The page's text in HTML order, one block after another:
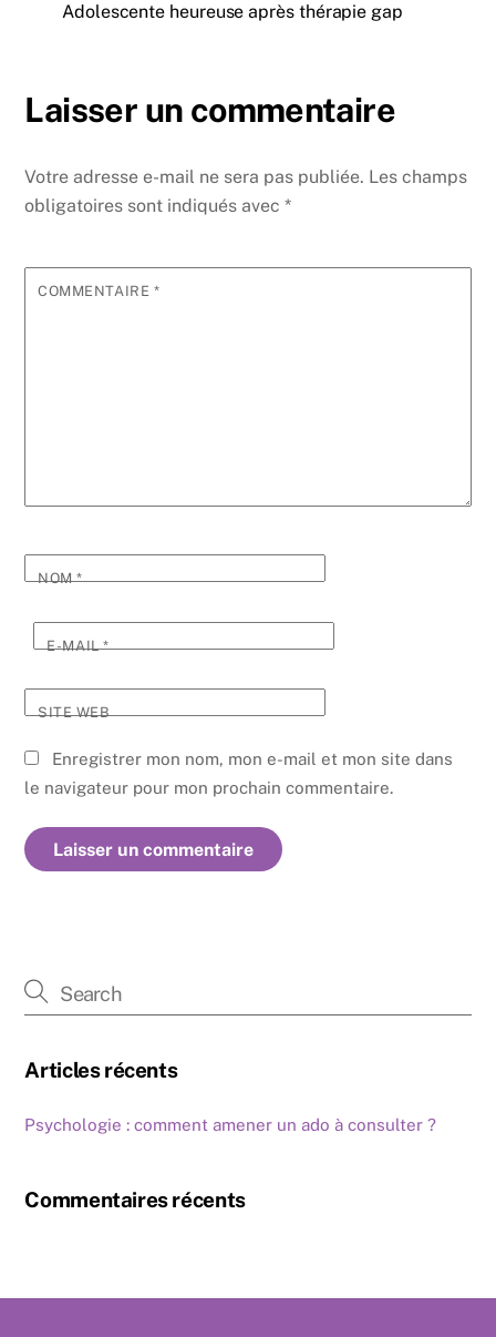
Adolescente heureuse après thérapie gap
Laisser un commentaire
Votre adresse e-mail ne sera pas publiée. Les champs
obligatoires sont indiqués avec*
COMMENTAIRE *
NOM*
E-MAIL*
SITE WEB
Enregistrer mon nom, mon e-mail et mon site dans
le navigateur pour mon prochain commentaire.
Articles récents
Psychologie : comment amener un ado à consulter ?
Commentaires récents